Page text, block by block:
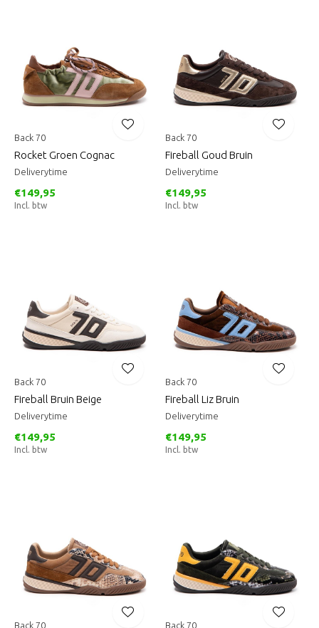
Back 70
Rocket Groen Cognac
Deliverytime
€149,95
Incl. btw
Back 70
Fireball Goud Bruin
Deliverytime
€149,95
Incl. btw
Back 70
Fireball Bruin Beige
Deliverytime
€149,95
Incl. btw
Back 70
Fireball Liz Bruin
Deliverytime
€149,95
Incl. btw
Back 70 Back 70